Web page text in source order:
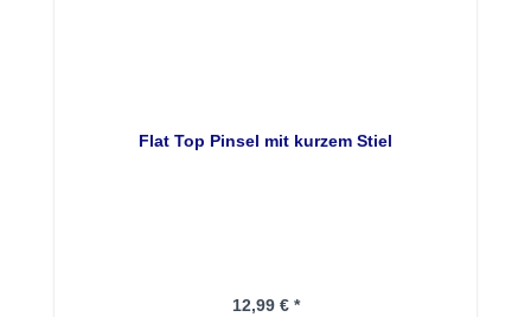
Flat Top Pinsel mit kurzem Stiel
Regulärer Preis:
12,99 € *